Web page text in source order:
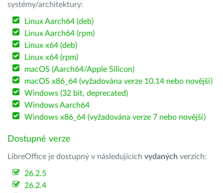
systémy/architektury:
Linux Aarch64 (deb)
Linux Aarch64 (rpm)
Linux x64 (deb)
Linux x64 (rpm)
macOS (Aarch64/Apple Silicon)
macOS x86_64 (vyžadována verze 10.14 nebo novější)
Windows (32 bit, deprecated)
Windows Aarch64
Windows x86_64 (vyžadována verze 7 nebo novější)
Dostupné verze
LibreOffice je dostupný v následujících vydaných verzích:
26.2.5
26.2.4